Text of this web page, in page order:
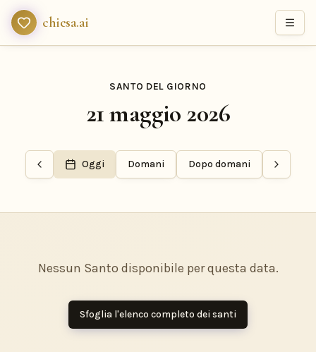
chiesa.ai
SANTO DEL GIORNO
21 maggio 2026
Oggi Domani Dopo domani
Nessun Santo disponibile per questa data.
Sfoglia l'elenco completo dei santi